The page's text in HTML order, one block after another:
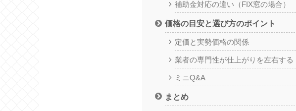
補助金対応の違い（FIX窓の場合）
価格の目安と選び方のポイント
定価と実勢価格の関係
業者の専門性が仕上がりを左右する
ミニQ&A
まとめ